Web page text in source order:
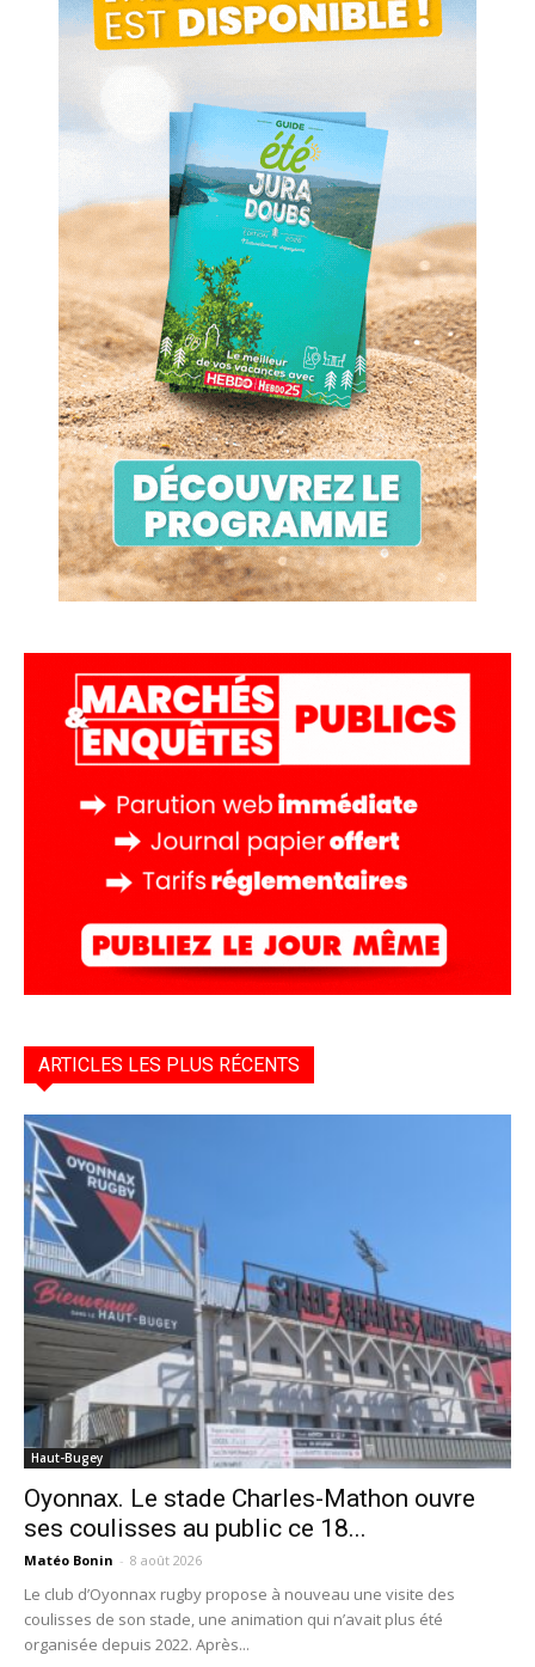
ARTICLES LES PLUS RÉCENTS
Haut-Bugey
Oyonnax. Le stade Charles-Mathon ouvre
ses coulisses au public ce 18...
Matéo Bonin - 8 août 2026
Le club d’Oyonnax rugby propose à nouveau une visite des
coulisses de son stade, une animation qui n’avait plus été
organisée depuis 2022. Après...